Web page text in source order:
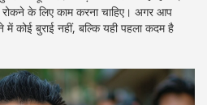
के लिए काम करना चाहिए। अगर आप
कोई बुराई नहीं, बल्कि यही पहला कदम है